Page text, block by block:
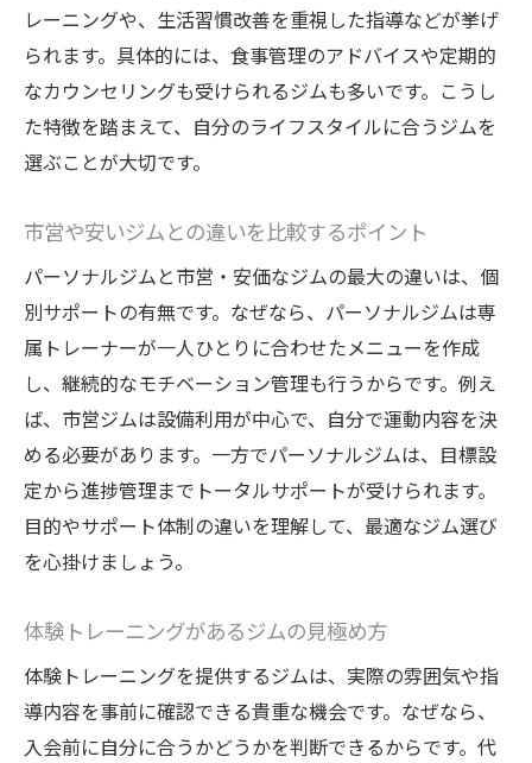
レーニングや、生活習慣改善を重視した指導などが挙げ
られます。具体的には、食事管理のアドバイスや定期的
なカウンセリングも受けられるジムも多いです。こうし
た特徴を踏まえて、自分のライフスタイルに合うジムを
選ぶことが大切です。
市営や安いジムとの違いを比較するポイント
パーソナルジムと市営・安価なジムの最大の違いは、個
別サポートの有無です。なぜなら、パーソナルジムは専
属トレーナーが一人ひとりに合わせたメニューを作成
し、継続的なモチベーション管理も行うからです。例え
ば、市営ジムは設備利用が中心で、自分で運動内容を決
める必要があります。一方でパーソナルジムは、目標設
定から進捗管理までトータルサポートが受けられます。
目的やサポート体制の違いを理解して、最適なジム選び
を心掛けましょう。
体験トレーニングがあるジムの見極め方
体験トレーニングを提供するジムは、実際の雰囲気や指
導内容を事前に確認できる貴重な機会です。なぜなら、
入会前に自分に合うかどうかを判断できるからです。代